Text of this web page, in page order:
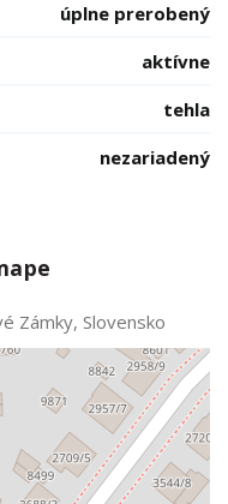
úplne prerobený
aktívne
tehla
nezariadený
Zámky, Slovensko